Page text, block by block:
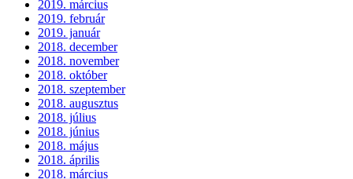
2019. március
2019. február
2019. január
2018. december
2018. november
2018. október
2018. szeptember
2018. augusztus
2018. július
2018. június
2018. május
2018. április
2018. március